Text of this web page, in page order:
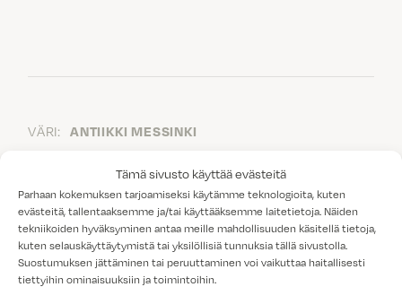
Tämä sivusto käyttää evästeitä
Parhaan kokemuksen tarjoamiseksi käytämme teknologioita, kuten
evästeitä, tallentaaksemme ja/tai käyttääksemme laitetietoja. Näiden
tekniikoiden hyväksyminen antaa meille mahdollisuuden käsitellä tietoja,
kuten selauskäyttäytymistä tai yksilöllisiä tunnuksia tällä sivustolla.
Suostumuksen jättäminen tai peruuttaminen voi vaikuttaa haitallisesti
tiettyihin ominaisuuksiin ja toimintoihin.
VÄRI: ANTIIKKI MESSINKI
HINTARYHMÄ: 4